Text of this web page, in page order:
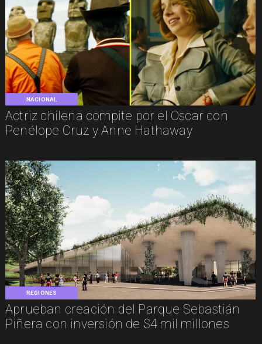
NACIONAL
Actriz chilena compite por el Oscar con
Penélope Cruz y Anne Hathaway
REGIONES
Aprueban creación del Parque Sebastián
Piñera con inversión de $4 mil millones